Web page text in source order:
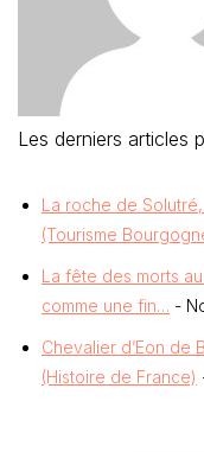
Les derniers articles
La roche de
(Tourisme
La fête des morts
comme une fin… -
Chevalier d’Eon de
(Histoire de France)